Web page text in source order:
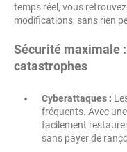
temps réel, vous
modifications, sans rien
Sécurité maximale
catastrophes
Cyberattaques :
fréquents. Avec
facilement
sans payer de